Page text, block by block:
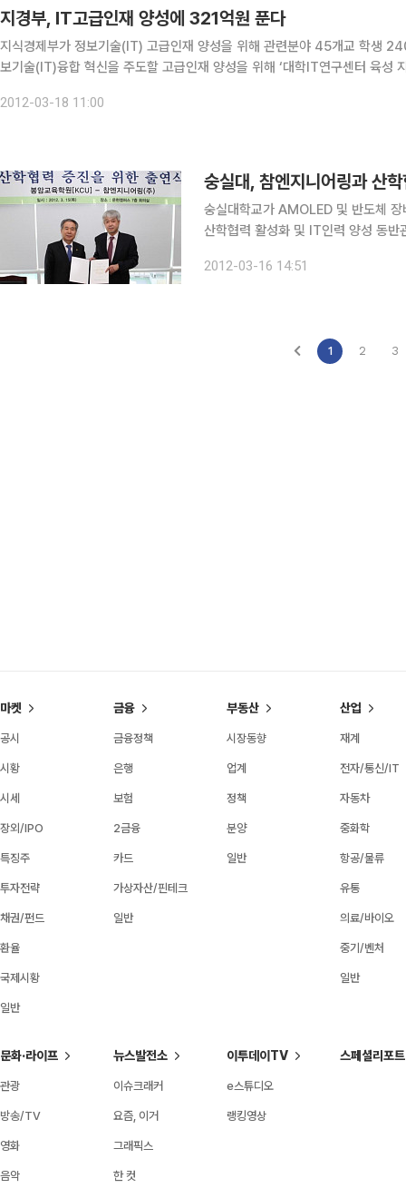
지경부, IT고급인재 양성에 321억원 푼다
지식경제부가 정보기술(IT) 고급인재 양성을 위해 관련분야 45개교 학생 2400명
보기술(IT)융합 혁신을 주도할 고급인재 양성을 위해 ‘대학IT연구센터 육성
2012-03-18 11:00
숭실대, 참엔지니어링과 산
숭실대학교가 AMOLED 및 반도체 장비
산학협력 활성화 및 IT인력 양성 동반
일 밝혔다. 숭실대 측은
2012-03-16 14:51
1 2 3
마켓
공시
시황
시세
장외/IPO
특징주
투자전략
채권/펀드
환율
국제시황
일반
금융
금융정책
은행
보험
2금융
카드
가상자산/핀테크
일반
부동산
시장동향
업계
정책
분양
일반
산업
재계
전자/통신/IT
자동차
중화학
항공/물류
유통
의료/바이오
중기/벤처
일반
문화·라이프
관광
방송/TV
영화
음악
뉴스발전소
이슈크래커
요즘, 이거
그래픽스
한 컷
이투데이TV
e스튜디오
랭킹영상
스페셜리포트